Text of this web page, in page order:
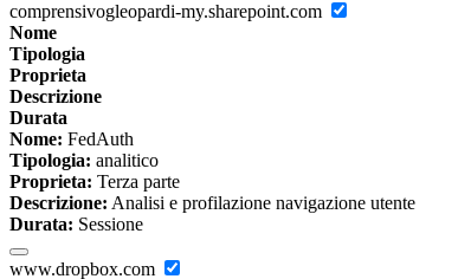
comprensivogleopardi-my.sharepoint.com
Nome
Tipologia
Proprieta
Descrizione
Durata
Nome: FedAuth
Tipologia: analitico
Proprieta: Terza parte
Descrizione: Analisi e profilazione navigazione utente
Durata: Sessione
www.dropbox.com